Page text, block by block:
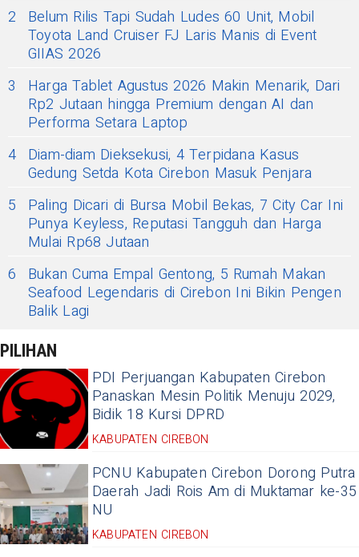
2
Belum Rilis Tapi Sudah Ludes 60 Unit, Mobil
Toyota Land Cruiser FJ Laris Manis di Event
GIIAS 2026
3
Harga Tablet Agustus 2026 Makin Menarik, Dari
Rp2 Jutaan hingga Premium dengan AI dan
Performa Setara Laptop
4 Diam-diam Dieksekusi, 4 Terpidana Kasus
Gedung Setda Kota Cirebon Masuk Penjara
5
Paling Dicari di Bursa Mobil Bekas, 7 City Car Ini
Punya Keyless, Reputasi Tangguh dan Harga
Mulai Rp68 Jutaan
6
Bukan Cuma Empal Gentong, 5 Rumah Makan
Seafood Legendaris di Cirebon Ini Bikin Pengen
Balik Lagi
PILIHAN
PDI Perjuangan Kabupaten Cirebon
Panaskan Mesin Politik Menuju 2029,
Bidik 18 Kursi DPRD
KABUPATEN CIREBON
PCNU Kabupaten Cirebon Dorong Putra
Daerah Jadi Rois Am di Muktamar ke-35
NU
KABUPATEN CIREBON